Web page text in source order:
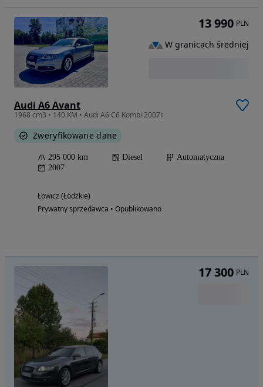
Audi A6 Avant
1968 cm3 • 140 KM • Audi A6 C6 Kombi 2007r.
Zweryfikowane dane
295 000 km Diesel
Automatyczna
2007
Łowicz (Łódzkie)
Prywatny sprzedawca • Opublikowano
13 990 PLN
W granicach średniej
17 300 PLN